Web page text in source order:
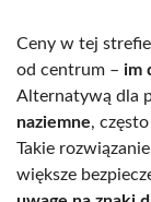
Ceny w tej
od centrum – im
Alternatywą dla
naziemne,
Takie
większe